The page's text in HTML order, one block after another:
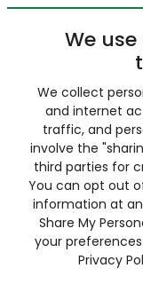
We
We collect
and internet
traffic, and
involve the
third parties for
You can opt out
information at
Share My
your
Privacy